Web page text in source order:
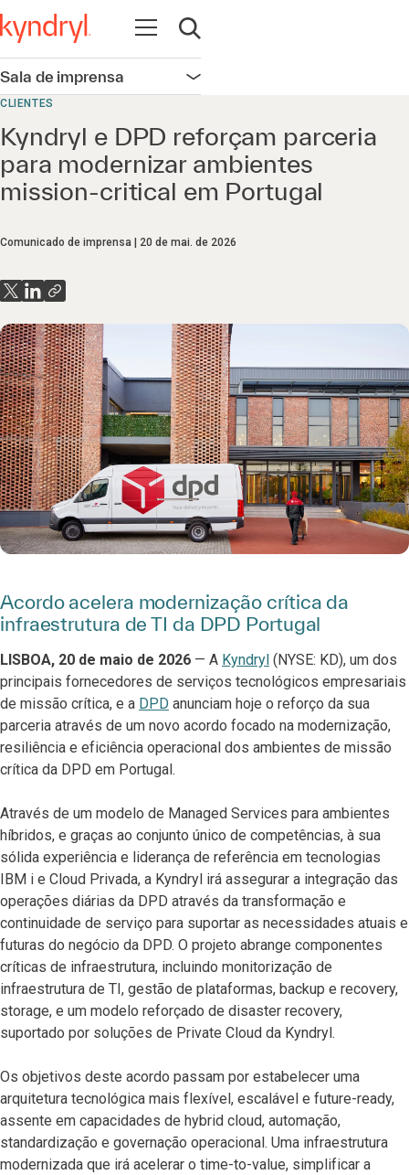
Abrir navegação
Abrir pesquisa
Sala de imprensa Abrir navegação
CLIENTES
Kyndryl e DPD reforçam parceria
para modernizar ambientes
mission-critical em Portugal
Comunicado de imprensa 20 de mai. de 2026
Acordo acelera modernização crítica da
infraestrutura de TI da DPD Portugal
LISBOA, 20 de maio de 2026 — A Kyndryl (NYSE: KD), um dos
principais fornecedores de serviços tecnológicos empresariais
de missão crítica, e a DPD anunciam hoje o reforço da sua
parceria através de um novo acordo focado na modernização,
resiliência e eficiência operacional dos ambientes de missão
crítica da DPD em Portugal.
Através de um modelo de Managed Services para ambientes
híbridos, e graças ao conjunto único de competências, à sua
sólida experiência e liderança de referência em tecnologias
IBM i e Cloud Privada, a Kyndryl irá assegurar a integração das
operações diárias da DPD através da transformação e
continuidade de serviço para suportar as necessidades atuais e
futuras do negócio da DPD. O projeto abrange componentes
críticas de infraestrutura, incluindo monitorização de
infraestrutura de TI, gestão de plataformas, backup e recovery,
storage, e um modelo reforçado de disaster recovery,
suportado por soluções de Private Cloud da Kyndryl.
Os objetivos deste acordo passam por estabelecer uma
arquitetura tecnológica mais flexível, escalável e future-ready,
assente em capacidades de hybrid cloud, automação,
standardização e governação operacional. Uma infraestrutura
modernizada que irá acelerar o time-to-value, simplificar a